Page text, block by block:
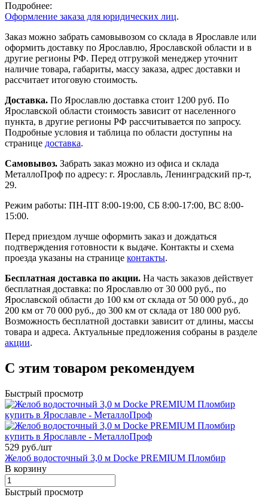
Подробнее:
Оформление заказа для юридических лиц.
Заказ можно забрать самовывозом со склада в Ярославле или
оформить доставку по Ярославлю, Ярославской области и в
другие регионы РФ. Перед отгрузкой менеджер уточнит
наличие товара, габариты, массу заказа, адрес доставки и
рассчитает итоговую стоимость.
Доставка. По Ярославлю доставка стоит 1200 руб. По
Ярославской области стоимость зависит от населенного
пункта, в другие регионы РФ рассчитывается по запросу.
Подробные условия и таблица по области доступны на
странице доставка.
Самовывоз. Забрать заказ можно из офиса и склада
МеталлоПроф по адресу: г. Ярославль, Ленинградский пр-т,
29.
Режим работы: ПН-ПТ 8:00-19:00, СБ 8:00-17:00, ВС 8:00-
15:00.
Перед приездом лучше оформить заказ и дождаться
подтверждения готовности к выдаче. Контакты и схема
проезда указаны на странице контакты.
Бесплатная доставка по акции. На часть заказов действует
бесплатная доставка: по Ярославлю от 30 000 руб., по
Ярославской области до 100 км от склада от 50 000 руб., до
200 км от 70 000 руб., до 300 км от склада от 180 000 руб.
Возможность бесплатной доставки зависит от длины, массы
товара и адреса. Актуальные предложения собраны в разделе
акции.
С этим товаром рекомендуем
Быстрый просмотр
529 руб./шт
Желоб водосточный 3,0 м Docke PREMIUM Пломбир
В корзину
Быстрый просмотр